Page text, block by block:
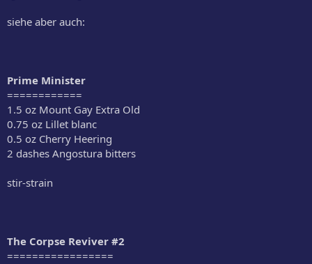
siehe aber auch:
Prime Minister
============
1.5 oz Mount Gay Extra Old
0.75 oz Lillet blanc
0.5 oz Cherry Heering
2 dashes Angostura bitters
stir-strain
The Corpse Reviver #2
=================